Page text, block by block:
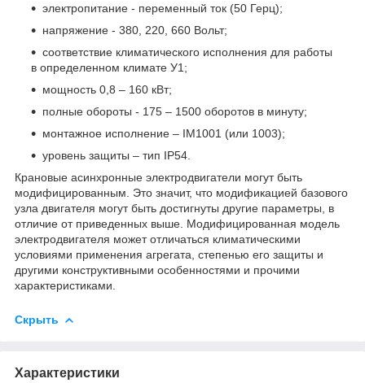
электропитание - переменный ток (50 Герц);
напряжение - 380, 220, 660 Вольт;
соответствие климатического исполнения для работы
в определенном климате У1;
мощность 0,8 – 160 кВт;
полные обороты - 175 – 1500 оборотов в минуту;
монтажное исполнение – ІМ1001 (или 1003);
уровень защиты – тип IP54.
Крановые асинхронные электродвигатели могут быть
модифицированным. Это значит, что модификацией базового
узла двигателя могут быть достигнуты другие параметры, в
отличие от приведенных выше. Модифицированная модель
электродвигателя может отличаться климатическими
условиями применения агрегата, степенью его защиты и
другими конструктивными особенностями и прочими
характеристиками.
Скрыть
Характеристики